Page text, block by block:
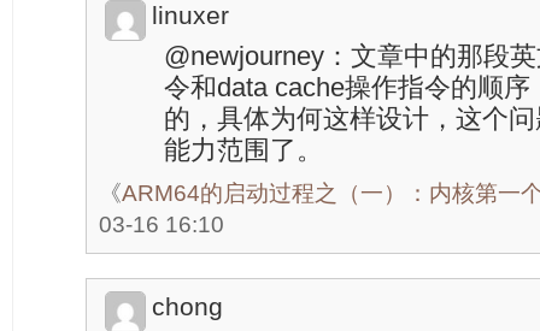
linuxer
@newjourney：文章中的那段
令和data cache操作指令的顺
的，具体为何这样设计，这个
能力范围了。
《ARM64的启动过程之（一）：内核第一
03-16 16:10
chong